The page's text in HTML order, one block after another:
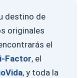
destino de
originales
el
Factor, el
, y toda la